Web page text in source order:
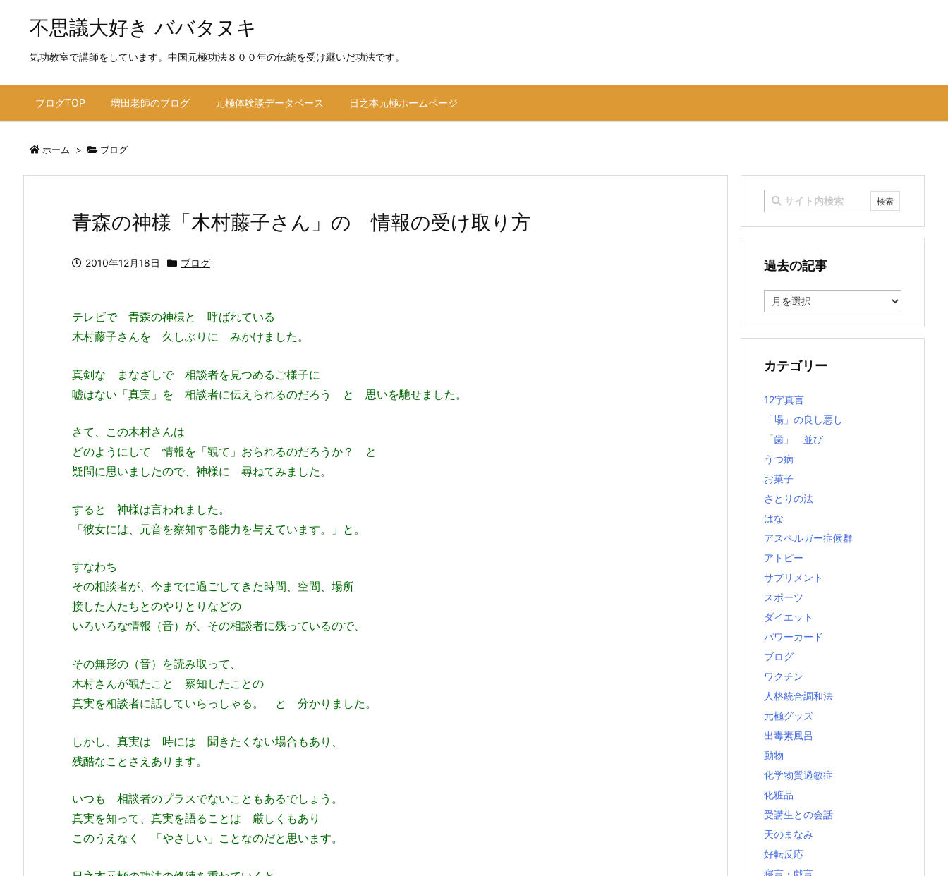
不思議大好き ババタヌキ
気功教室で講師をしています。中国元極功法８００年の伝統を受け継いだ功法です。
ブログTOP 増田老師のブログ 元極体験談データベース 日之本元極ホームページ
ホーム > ブログ
青森の神様「木村藤子さん」の 情報の受け取り方
2010年12月18日 ブログ
テレビで 青森の神様と 呼ばれている
木村藤子さんを 久しぶりに みかけました。
真剣な まなざしで 相談者を見つめるご様子に
嘘はない「真実」を 相談者に伝えられるのだろう と 思いを馳せました。
さて、この木村さんは
どのようにして 情報を「観て」おられるのだろうか？ と
疑問に思いましたので、神様に 尋ねてみました。
すると 神様は言われました。
「彼女には、元音を察知する能力を与えています。」と。
すなわち
その相談者が、今までに過ごしてきた時間、空間、場所
接した人たちとのやりとりなどの
いろいろな情報（音）が、その相談者に残っているので、
その無形の（音）を読み取って、
木村さんが観たこと 察知したことの
真実を相談者に話していらっしゃる。 と 分かりました。
しかし、真実は 時には 聞きたくない場合もあり、
残酷なことさえあります。
いつも 相談者のプラスでないこともあるでしょう。
真実を知って、真実を語ることは 厳しくもあり
このうえなく 「やさしい」ことなのだと思います。
過去の記事
去
記
カテゴリー
12字真言
「場」の良し悪し
「歯」 並び
うつ病
お菓子
さとりの法
はな
アスペルガー症候群
アトピー
サプリメント
スポーツ
ダイエット
パワーカード
ブログ
ワクチン
人格統合調和法
元極グッズ
出毒素風呂
動物
化学物質過敏症
化粧品
受講生との会話
天のまなみ
好転反応
寝言・戯言